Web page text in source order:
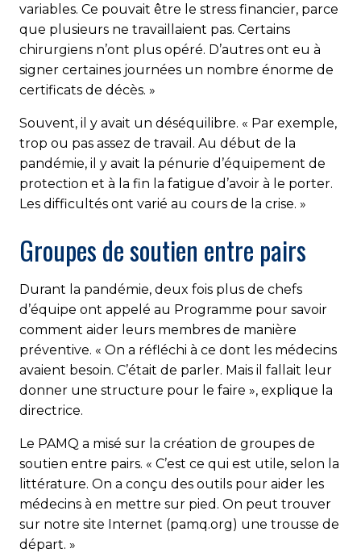
variables. Ce pouvait être le stress financier, parce
que plusieurs ne travaillaient pas. Certains
chirurgiens n’ont plus opéré. D’autres ont eu à
signer certaines journées un nombre énorme de
certificats de décès. »
Souvent, il y avait un déséquilibre. « Par exemple,
trop ou pas assez de travail. Au début de la
pandémie, il y avait la pénurie d’équipement de
protection et à la fin la fatigue d’avoir à le porter.
Les difficultés ont varié au cours de la crise. »
Groupes de soutien entre pairs
Durant la pandémie, deux fois plus de chefs
d’équipe ont appelé au Programme pour savoir
comment aider leurs membres de manière
préventive. « On a réfléchi à ce dont les médecins
avaient besoin. C’était de parler. Mais il fallait leur
donner une structure pour le faire », explique la
directrice.
Le PAMQ a misé sur la création de groupes de
soutien entre pairs. « C’est ce qui est utile, selon la
littérature. On a conçu des outils pour aider les
médecins à en mettre sur pied. On peut trouver
sur notre site Internet (pamq.org) une trousse de
départ. »